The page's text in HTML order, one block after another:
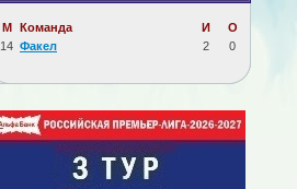
М Команда И
О
14 Факел 2 0